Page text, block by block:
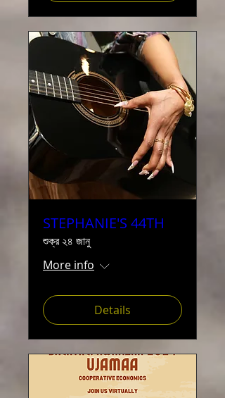
STEPHANIE'S 44TH
শুক্র ২৪ জানু
More info
Details